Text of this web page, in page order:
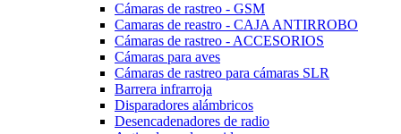
Cámaras de rastreo - GSM
Camaras de reastro - CAJA ANTIRROBO
Cámaras de rastreo - ACCESORIOS
Cámaras para aves
Cámaras de rastreo para cámaras SLR
Barrera infrarroja
Disparadores alámbricos
Desencadenadores de radio